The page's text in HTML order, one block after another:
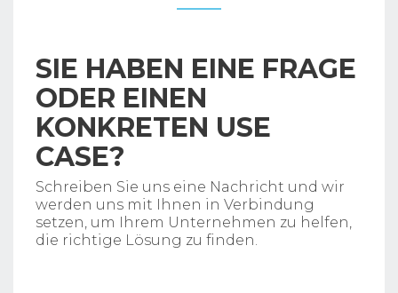
SIE HABEN EINE FRAGE
ODER EINEN
KONKRETEN USE
CASE?
Schreiben Sie uns eine Nachricht und wir
werden uns mit Ihnen in Verbindung
setzen, um Ihrem Unternehmen zu helfen,
die richtige Lösung zu finden.